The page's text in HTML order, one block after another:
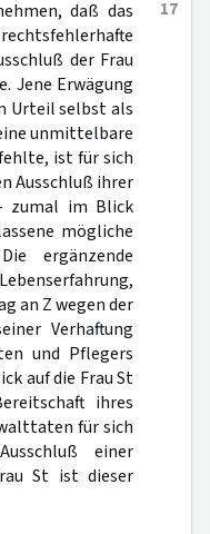
17
daß das
der Frau
Jene Erwägung
Urteil selbst als
unmittelbare
ist für sich
Ausschluß ihrer
zumal im Blick
mögliche
ergänzende
an Z wegen der
Verhaftung
und Pflegers
auf die Frau St
ihres
für sich
einer
St ist dieser